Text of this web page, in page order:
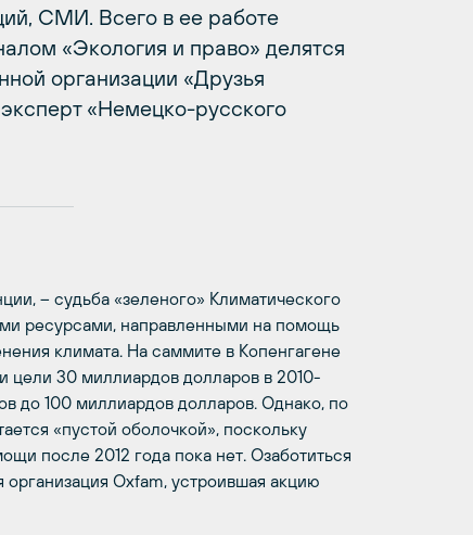
СМИ. Всего в ее работе
«Экология и право» делятся
организации «Друзья
«Немецко-русского
– судьба «зеленого» Климатического
ресурсами, направленными на помощь
климата. На саммите в Копенгагене
цели 30 миллиардов долларов в 2010-
до 100 миллиардов долларов. Однако, по
«пустой оболочкой», поскольку
после 2012 года пока нет. Озаботиться
Oxfam, устроившая акцию